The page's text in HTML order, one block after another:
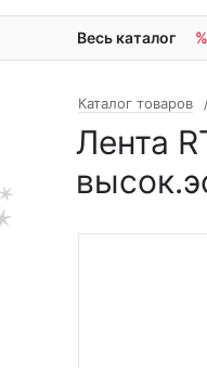
Весь каталог
Каталог товаров
Лента